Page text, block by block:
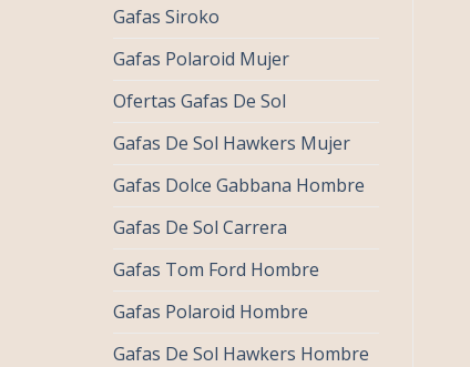
Gafas Siroko
Gafas Polaroid Mujer
Ofertas Gafas De Sol
Gafas De Sol Hawkers Mujer
Gafas Dolce Gabbana Hombre
Gafas De Sol Carrera
Gafas Tom Ford Hombre
Gafas Polaroid Hombre
Gafas De Sol Hawkers Hombre